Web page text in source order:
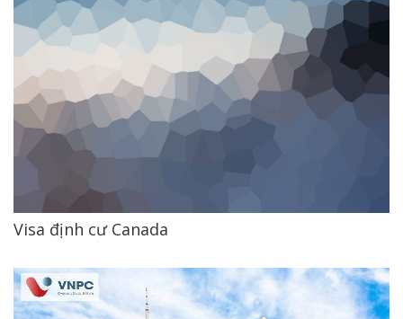
Visa định cư Canada